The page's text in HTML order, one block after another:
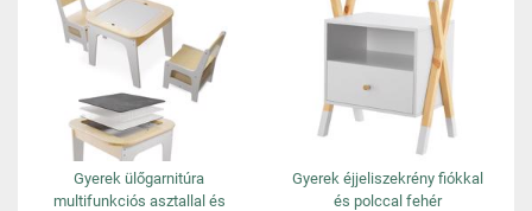
Gyerek ülőgarnitúra
multifunkciós asztallal és
Gyerek éjjeliszekrény fiókkal
és polccal fehér